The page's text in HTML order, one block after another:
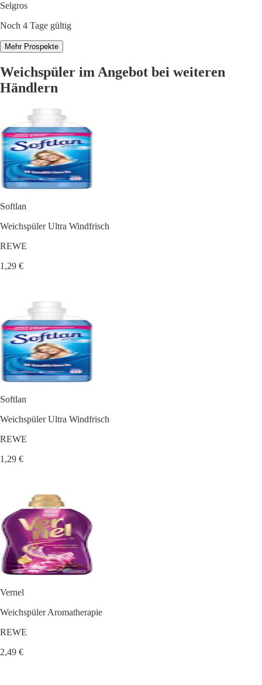
Selgros
Noch 4 Tage gültig
Mehr Prospekte
Weichspüler im Angebot bei weiteren
Händlern
Softlan
Weichspüler Ultra Windfrisch
REWE
1,29 €
Softlan
Weichspüler Ultra Windfrisch
REWE
1,29 €
Vernel
Weichspüler Aromatherapie
REWE
2,49 €